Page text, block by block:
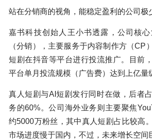
站在分销商的视角，能稳定盈利的公司极
嘉书科技创始人王小书透露，公司核
（分销），主要服务于内容制作方（CP
短剧在抖音等平台进行投流推广。目前
平台单月投流规模（广告费）达到上亿量
真人短剧与AI短剧发行同时在做，后者
务的60%。公司海外业务则主要聚焦
约5000万粉丝，其中真人短剧占比较高
市场进度慢于国内，不过，未来增长空间